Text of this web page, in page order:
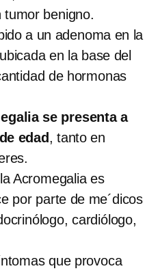
tumor benigno.
a un adenoma en la
en la base del
de hormonas
se presenta a
edad , tanto en
Acromegalia es
por parte de me´dicos
cardiólogo,
que provoca